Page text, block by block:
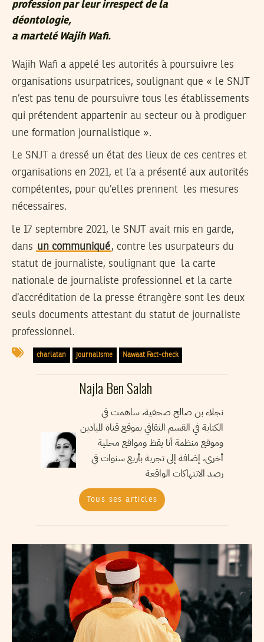
profession par leur irrespect de la
déontologie,
a martelé Wajih Wafi.
Wajih Wafi a appelé les autorités à poursuivre les
organisations usurpatrices, soulignant que « le SNJT
n’est pas tenu de poursuivre tous les établissements
qui prétendent appartenir au secteur ou à prodiguer
une formation journalistique ».
Le SNJT a dressé un état des lieux de ces centres et
organisations en 2021, et l’a a présenté aux autorités
compétentes, pour qu’elles prennent les mesures
nécessaires.
le 17 septembre 2021, le SNJT avait mis en garde,
dans un communiqué, contre les usurpateurs du
statut de journaliste, soulignant que la carte
nationale de journaliste professionnel et la carte
d’accréditation de la presse étrangère sont les deux
seuls documents attestant du statut de journaliste
professionnel.
charlatan journalisme Nawaat Fact-check
Najla Ben Salah
نجلاء بن صالح صحفية، ساهمت في
الكتابة في القسم الثقافي بموقع قناة الميادين
وموقع منظمة أنا يقظ ومواقع محلية
أخرى، إضافة إلى تجربة بأربع سنوات في
رصد الانتهاكات الواقعة
Tous ses articles